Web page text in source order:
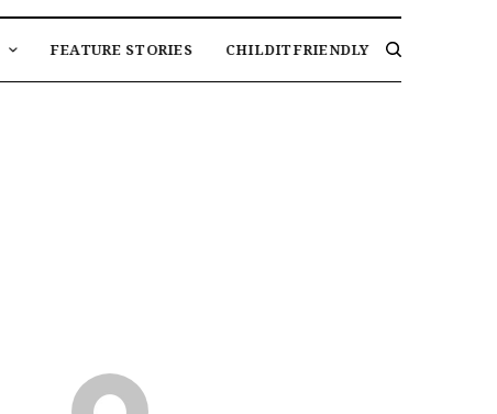
FEATURE STORIES CHILDITFRIENDLY